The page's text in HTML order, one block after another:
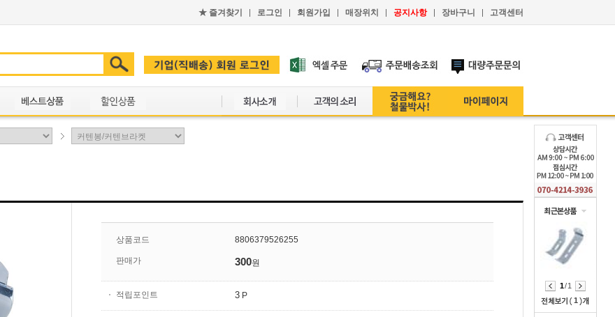
★ 즐겨찾기 로그인 회원가입 매장위치 공지사항 장바구니 고객센터
상품코드 8806379526255
판매가 300원
적립포인트 3 P
1/ 1
1